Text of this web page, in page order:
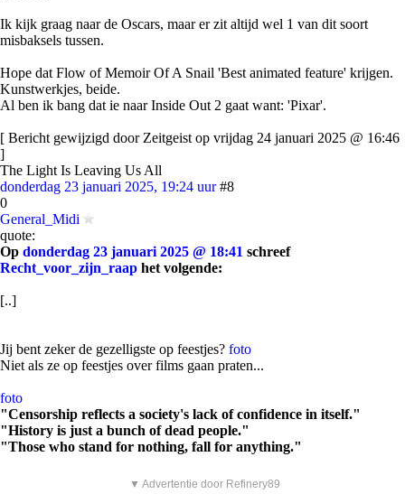
Ik kijk graag naar de Oscars, maar er zit altijd wel 1 van dit soort
misbaksels tussen.
Hope dat Flow of Memoir Of A Snail 'Best animated feature' krijgen.
Kunstwerkjes, beide.
Al ben ik bang dat ie naar Inside Out 2 gaat want: 'Pixar'.
[ Bericht gewijzigd door Zeitgeist op vrijdag 24 januari 2025 @ 16:46
]
The Light Is Leaving Us All
donderdag 23 januari 2025, 19:24 uur #8
0
General_Midi
quote:
Op donderdag 23 januari 2025 @ 18:41 schreef
Recht_voor_zijn_raap het volgende:
[..]
Jij bent zeker de gezelligste op feestjes? foto
Niet als ze op feestjes over films gaan praten...
foto
"Censorship reflects a society's lack of confidence in itself."
"History is just a bunch of dead people."
"Those who stand for nothing, fall for anything."
▼ Advertentie door Refinery89